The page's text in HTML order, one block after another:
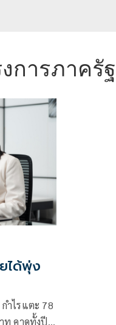
การภาครัฐ
ได้พุ่ง
ำไรแตะ 78
ท คาดทั้งปี